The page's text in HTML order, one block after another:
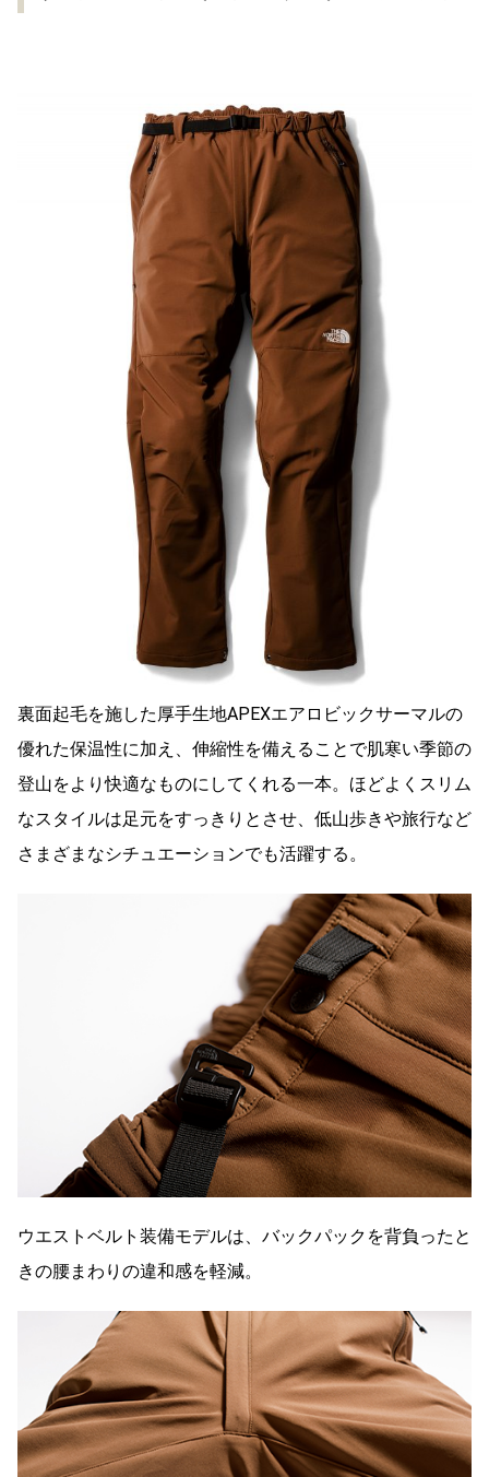
裏面起毛を施した厚手生地APEXエアロビックサーマルの
優れた保温性に加え、伸縮性を備えることで肌寒い季節の
登山をより快適なものにしてくれる一本。ほどよくスリム
なスタイルは足元をすっきりとさせ、低山歩きや旅行など
さまざまなシチュエーションでも活躍する。
ウエストベルト装備モデルは、バックパックを背負ったと
きの腰まわりの違和感を軽減。